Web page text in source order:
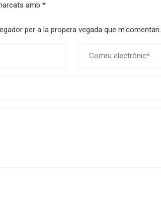
amb *
per a la propera vegada que m'comentari.